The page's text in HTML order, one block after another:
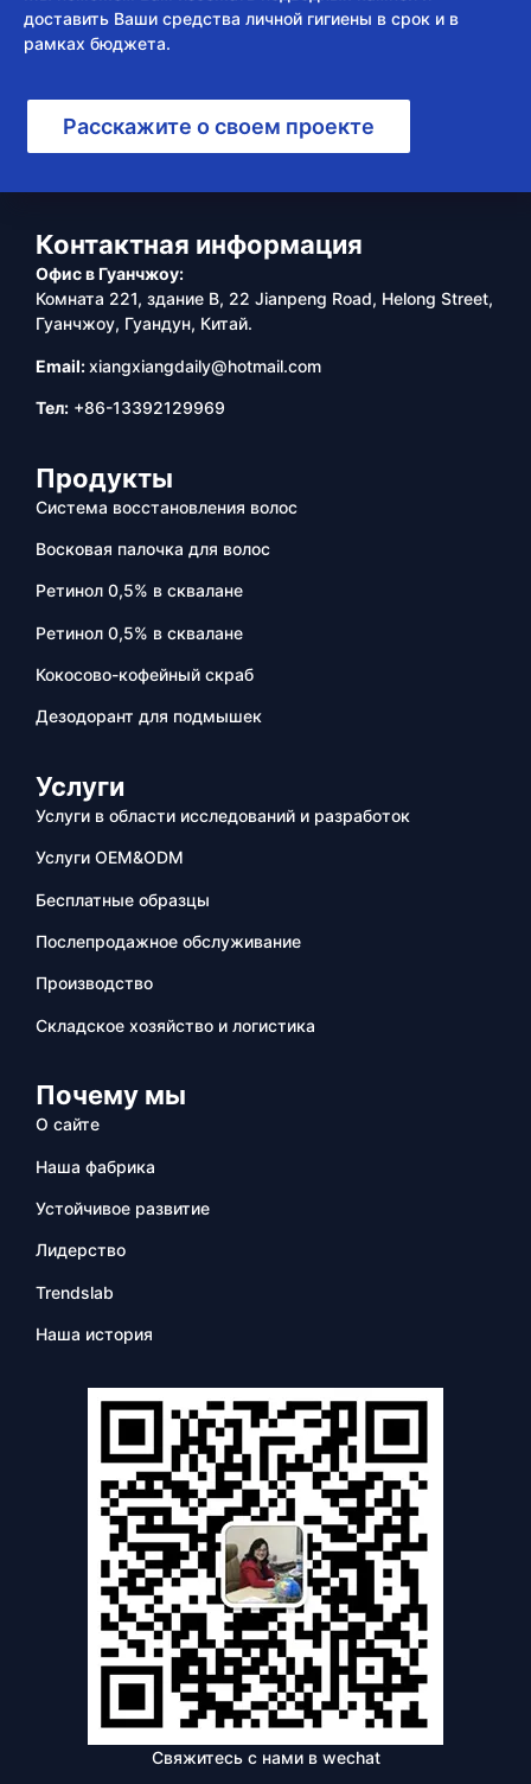
доставить Ваши средства личной гигиены в срок и в
рамках бюджета.
Расскажите о своем проекте
Контактная информация
Офис в Гуанчжоу:
Комната 221, здание B, 22 Jianpeng Road, Helong Street,
Гуанчжоу, Гуандун, Китай.
Email:xiangxiangdaily@hotmail.com
Тел: +86-13392129969
Продукты
Система восстановления волос
Восковая палочка для волос
Ретинол 0,5% в сквалане
Ретинол 0,5% в сквалане
Кокосово-кофейный скраб
Дезодорант для подмышек
Услуги
Услуги в области исследований и разработок
Услуги OEM&ODM
Бесплатные образцы
Послепродажное обслуживание
Производство
Складское хозяйство и логистика
Почему мы
О сайте
Наша фабрика
Устойчивое развитие
Лидерство
Trendslab
Наша история
Свяжитесь с нами в wechat